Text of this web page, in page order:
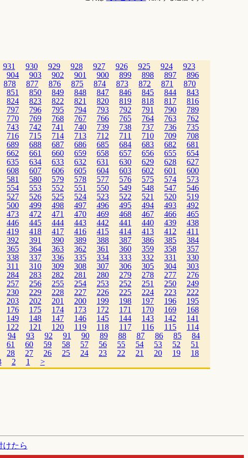
931 930 929 928 927 926 925 924
923
904 903 902 901 900 899 898 897
896
878 877 876 875 874 873 872 871
870
851 850 849 848 847 846 845 844
843
824 823 822 821 820 819 818 817
816
797 796 795 794 793 792 791 790
789
770 769 768 767 766 765 764 763
762
743 742 741 740 739 738 737 736
735
716 715 714 713 712 711 710 709
708
689 688 687 686 685 684 683 682
681
662 661 660 659 658 657 656 655
654
635 634 633 632 631 630 629 628
627
608 607 606 605 604 603 602 601
600
581 580 579 578 577 576 575 574
573
554 553 552 551 550 549 548 547
546
527 526 525 524 523 522 521 520
519
500 499 498 497 496 495 494 493
492
473 472 471 470 469 468 467 466
465
446 445 444 443 442 441 440 439
438
419 418 417 416 415 414 413 412
411
392 391 390 389 388 387 386 385
384
365 364 363 362 361 360 359 358
357
338 337 336 335 334 333 332 331
330
311 310 309 308 307 306 305 304
303
284 283 282 281 280 279 278 277
276
257 256 255 254 253 252 251 250
249
230 229 228 227 226 225 224 223
222
203 202 201 200 199 198 197 196
195
176 175 174 173 172 171 170 169
168
149 148 147 146 145 144 143 142
141
122 121 120 119 118 117 116 115
114
94 93 92 91 90 89 88 87 86 85
84
61 60 59 58 57 56 55 54 53 52
51
28 27 26 25 24 23 22 21 20 19
18
2 1 >
けたら